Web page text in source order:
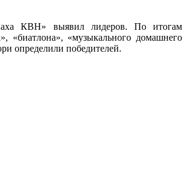
КВН» выявил лидеров. По итогам
«биатлона», «музыкального домашнего
определили победителей.